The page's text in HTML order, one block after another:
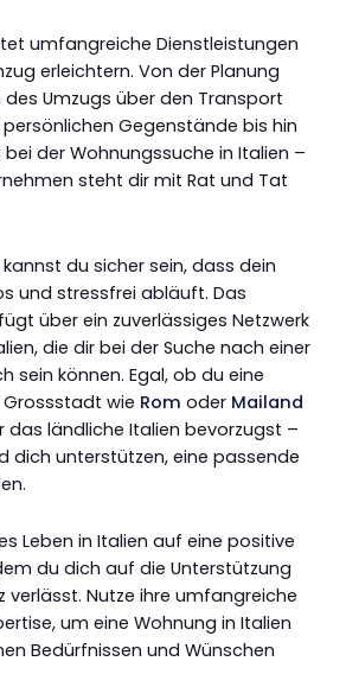
umfangreiche Dienstleistungen
erleichtern. Von der Planung
Umzugs über den Transport
Gegenstände bis hin
der Wohnungssuche in Italien –
steht dir mit Rat und Tat
du sicher sein, dass dein
und stressfrei abläuft. Das
über ein zuverlässiges Netzwerk
die dir bei der Suche nach einer
sein können. Egal, ob du eine
Grossstadt wie Rom oder Mailand
das ländliche Italien bevorzugst –
dich unterstützen, eine passende
Leben in Italien auf eine positive
du dich auf die Unterstützung
verlässt. Nutze ihre umfangreiche
um eine Wohnung in Italien
Bedürfnissen und Wünschen